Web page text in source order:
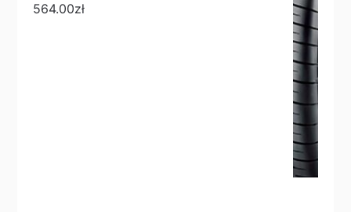
564.00zł